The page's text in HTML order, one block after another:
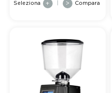
Seleziona + > Compara